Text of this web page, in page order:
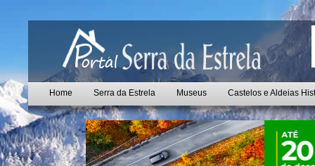
Home Serra da Estrela Museus Castelos e Aldeias